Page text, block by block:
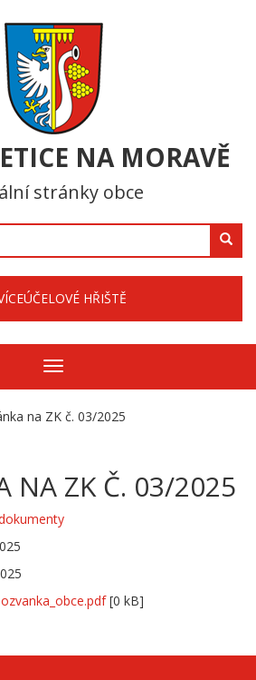
NA MORAVĚ
stránky obce
HŘIŠTĚ
Zobrazit/skrýt
navigaci
na ZK č. 03/2025
NA ZK Č. 03/2025
[0 kB]